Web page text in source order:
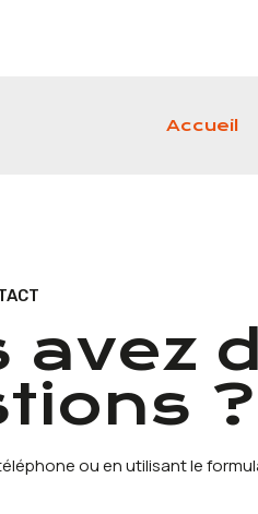
Accueil
avez
?
ou en utilisant le